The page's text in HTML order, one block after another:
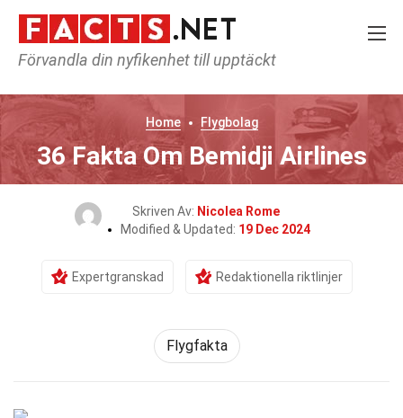
Förvandla din nyfikenhet till upptäckt
Home Flygbolag
36 Fakta Om Bemidji Airlines
Skriven Av: Nicolea Rome
Modified & Updated: 19 Dec 2024
Expertgranskad Redaktionella riktlinjer
Flygfakta